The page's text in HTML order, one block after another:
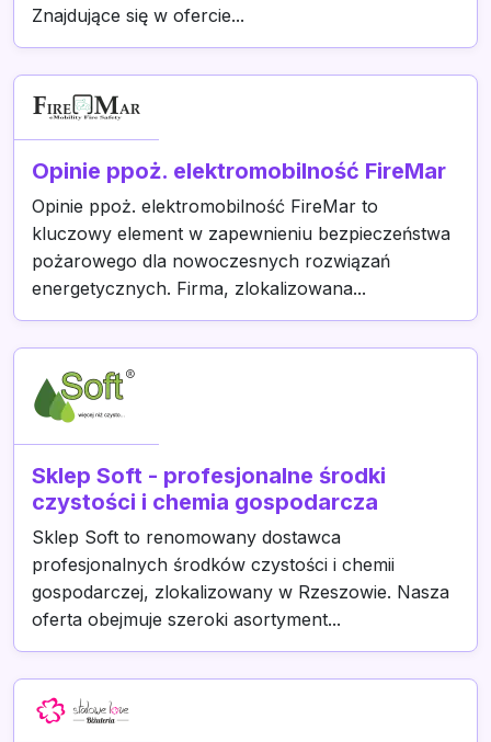
Znajdujące się w ofercie...
Opinie ppoż. elektromobilność FireMar
Opinie ppoż. elektromobilność FireMar to
kluczowy element w zapewnieniu bezpieczeństwa
pożarowego dla nowoczesnych rozwiązań
energetycznych. Firma, zlokalizowana...
Sklep Soft - profesjonalne środki
czystości i chemia gospodarcza
Sklep Soft to renomowany dostawca
profesjonalnych środków czystości i chemii
gospodarczej, zlokalizowany w Rzeszowie. Nasza
oferta obejmuje szeroki asortyment...